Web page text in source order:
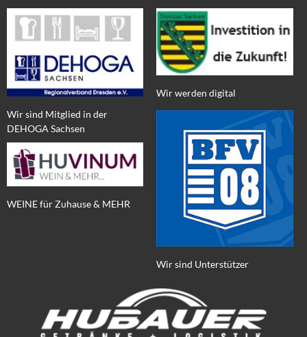
Wir sind Mitglied in der
DEHOGA Sachsen
WEINE für Zuhause & MEHR
Wir werden digital
Wir sind Unterstützer